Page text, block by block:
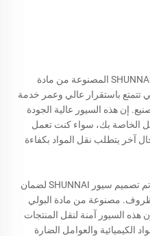
نقدم لكم سيور النقل الاحترافية من SHUNNAI المصنوعة من مادة
تتمتع باستقرار عالي وعمر خدمة
التصنيع. إن هذه السيور عالية الجودة
الخاصة بك، سواء كنت تعمل
آخر يتطلب نقل المواد بكفاءة
بفضل 14 عامًا من الخبرة التصنيعية، تم تصميم سيور SHUNNAI لضمان
مصنوعة من مادة البولي
هذه السيور آمنة لنقل المنتجات
الكيميائية والعوامل الضارة